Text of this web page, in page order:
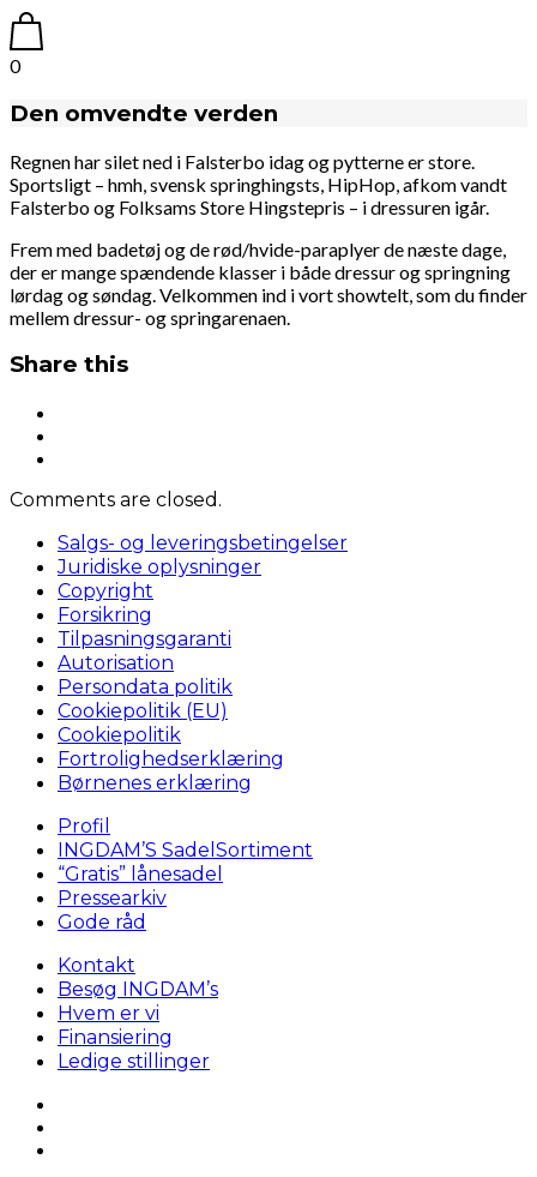
0
Den omvendte verden
Regnen har silet ned i Falsterbo idag og pytterne er store.
Sportsligt – hmh, svensk springhingsts, HipHop, afkom vandt
Falsterbo og Folksams Store Hingstepris – i dressuren igår.
Frem med badetøj og de rød/hvide-paraplyer de næste dage,
der er mange spændende klasser i både dressur og springning
lørdag og søndag. Velkommen ind i vort showtelt, som du finder
mellem dressur- og springarenaen.
Share this
Comments are closed.
Salgs- og leveringsbetingelser
Juridiske oplysninger
Copyright
Forsikring
Tilpasningsgaranti
Autorisation
Persondata politik
Cookiepolitik (EU)
Cookiepolitik
Fortrolighedserklæring
Børnenes erklæring
Profil
INGDAM’S SadelSortiment
“Gratis” lånesadel
Pressearkiv
Gode råd
Kontakt
Besøg INGDAM’s
Hvem er vi
Finansiering
Ledige stillinger